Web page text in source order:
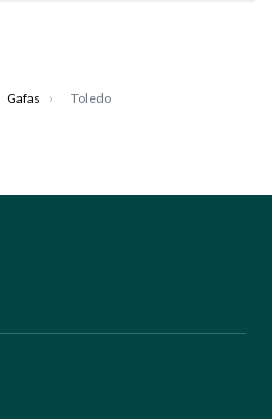
Gafas › Toledo